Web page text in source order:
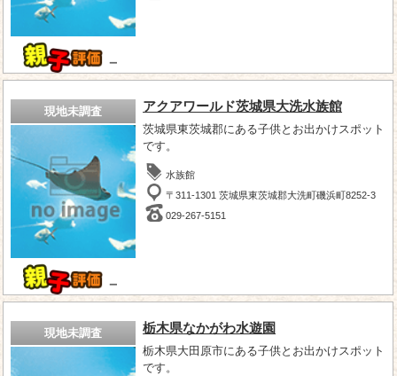
－
現地未調査
－
アクアワールド茨城県大洗水族館
茨城県東茨城郡にある子供とお出かけスポット
です。
水族館
〒311-1301 茨城県東茨城郡大洗町磯浜町8252-3
029-267-5151
現地未調査 栃木県なかがわ水遊園
栃木県大田原市にある子供とお出かけスポット
です。